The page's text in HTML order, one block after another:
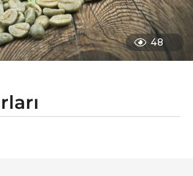
48